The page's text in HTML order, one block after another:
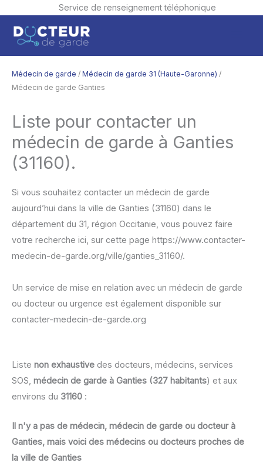
Service de renseignement téléphonique
contenu
Médecin de garde / Médecin de garde 31 (Haute-Garonne) /
Médecin de garde Ganties
Liste pour contacter un
médecin de garde à Ganties
(31160).
Si vous souhaitez contacter un médecin de garde
aujourd’hui dans la ville de Ganties (31160) dans le
département du 31, région Occitanie, vous pouvez faire
votre recherche ici, sur cette page https://www.contacter-
medecin-de-garde.org/ville/ganties_31160/.
Un service de mise en relation avec un médecin de garde
ou docteur ou urgence est également disponible sur
contacter-medecin-de-garde.org
Liste non exhaustive des docteurs, médecins, services
SOS, médecin de garde à Ganties (327 habitants) et aux
environs du 31160 :
Il n'y a pas de médecin, médecin de garde ou docteur à
Ganties, mais voici des médecins ou docteurs proches de
la ville de Ganties